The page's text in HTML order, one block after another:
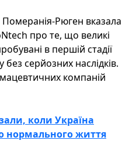
Рюген вказала
про те, що великі
в першій стадії
серйозних наслідків.
компаній
коли Україна
нормального життя